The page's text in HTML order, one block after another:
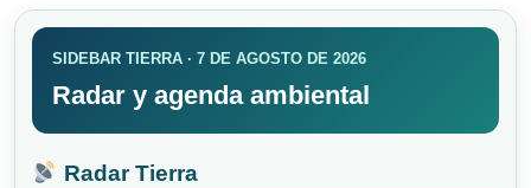
SIDEBAR TIERRA · 7 DE AGOSTO DE 2026
Radar y agenda ambiental
Radar Tierra